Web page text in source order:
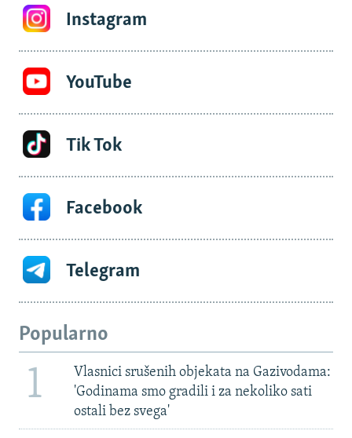
Instagram
YouTube
Tik Tok
Facebook
Telegram
Popularno
1
Vlasnici srušenih objekata na Gazivodama:
'Godinama smo gradili i za nekoliko sati
ostali bez svega'